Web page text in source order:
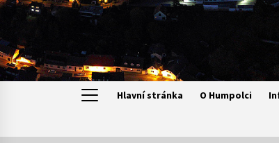
Hlavní stránka O Humpolci